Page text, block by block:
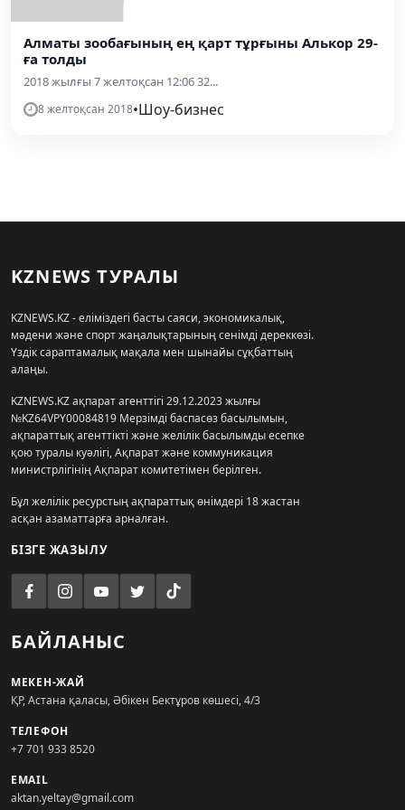
Алматы зообағының ең қарт тұрғыны Алькор 29-
ға толды
2018 жылғы 7 желтоқсан 12:06 32...
8 желтоқсан 2018•Шоу-бизнес
KZNEWS ТУРАЛЫ
KZNEWS.KZ - еліміздегі басты саяси, экономикалық,
мәдени және спорт жаңалықтарының сенімді дереккөзі.
Үздік сараптамалық мақала мен шынайы сұқбаттың
алаңы.
KZNEWS.KZ ақпарат агенттігі 29.12.2023 жылғы
№KZ64VPY00084819 Мерзімді баспасөз басылымын,
ақпараттық агенттікті және желілік басылымды есепке
қою туралы куәлігі, Ақпарат және коммуникация
министрлігінің Ақпарат комитетімен берілген.
Бұл желілік ресурстың ақпараттық өнімдері 18 жастан
асқан азаматтарға арналған.
БІЗГЕ ЖАЗЫЛУ
БАЙЛАНЫС
МЕКЕН-ЖАЙ
ҚР, Астана қаласы, Әбікен Бектұров көшесі, 4/3
ТЕЛЕФОН
+7 701 933 8520
EMAIL
aktan.yeltay@gmail.com